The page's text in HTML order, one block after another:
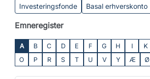
Investeringsfonde
Basal erhverskonto
Emneregister
A B C D E F G H I K
O
P R S T U V Y Æ Ø